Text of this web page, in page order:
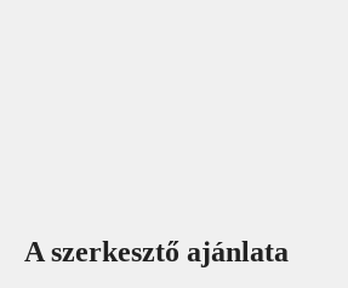
A szerkesztő ajánlata